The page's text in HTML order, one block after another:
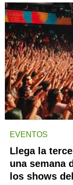
EVENTOS
Llega la
una semana
los shows